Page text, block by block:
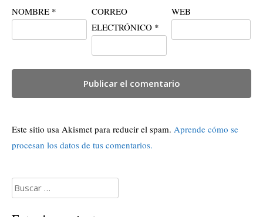
NOMBRE *
CORREO
ELECTRÓNICO *
WEB
Este sitio usa Akismet para reducir el spam. Aprende cómo se
procesan los datos de tus comentarios.
Buscar: